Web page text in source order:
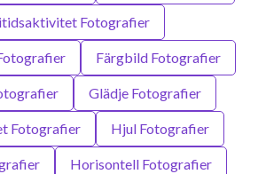
Fotografier
Färgbild Fotografier
Glädje Fotografier
Fotografier Hjul Fotografier
Horisontell Fotografier